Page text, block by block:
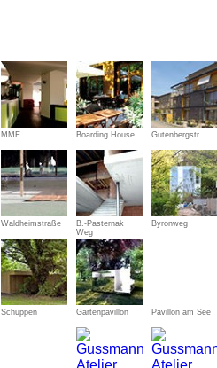
MME Boarding House Gutenbergstr.
Waldheimstraße
B.-Pasternak
Weg
Byronweg
Schuppen Gartenpavillon Pavillon am See